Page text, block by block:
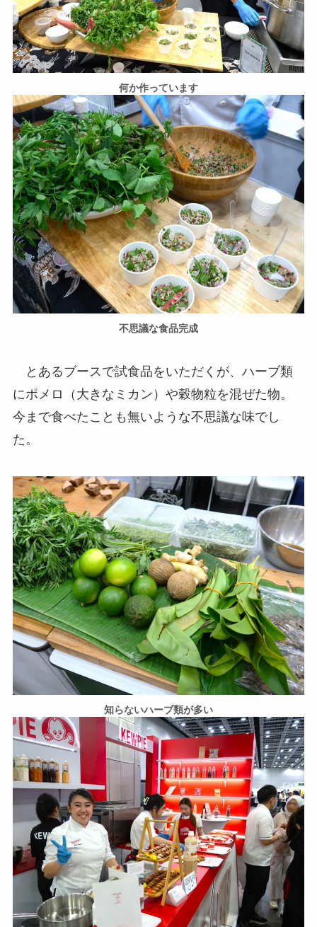
何か作っています
不思議な食品完成
とあるブースで試食品をいただくが、ハーブ類
にポメロ（大きなミカン）や穀物粒を混ぜた物。
今まで食べたことも無いような不思議な味でし
た。
知らないハーブ類が多い